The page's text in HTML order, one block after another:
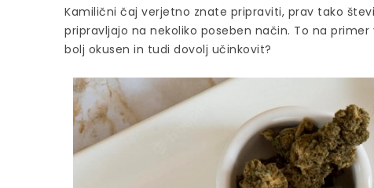
Kamilični čaj verjetno znate pripraviti, prav tako
pripravljajo na nekoliko poseben način. To na
bolj okusen in tudi dovolj učinkovit?